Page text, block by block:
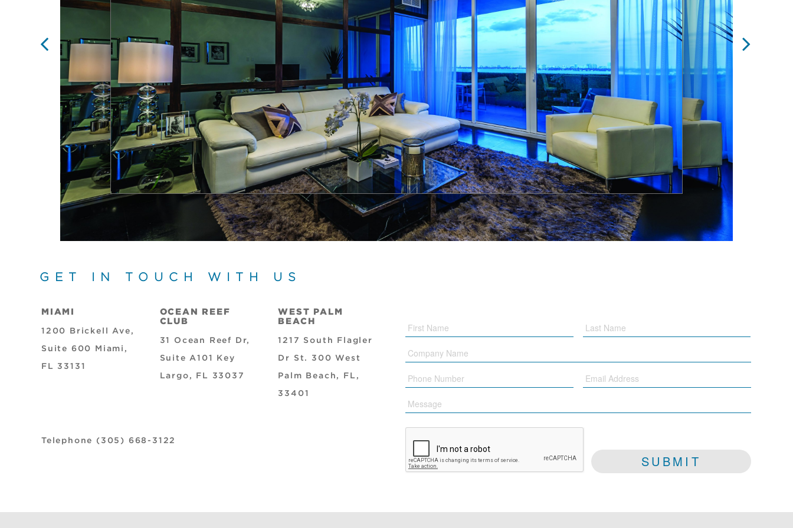
GET IN TOUCH WITH US
MIAMI
1200 Brickell Ave,
Suite 600 Miami,
FL 33131
OCEAN REEF
CLUB
31 Ocean Reef Dr,
Suite A101 Key
Largo, FL 33037
WEST PALM
BEACH
1217 South Flagler
Dr St. 300 West
Palm Beach, FL,
33401
Telephone (305) 668-3122
Company
Name